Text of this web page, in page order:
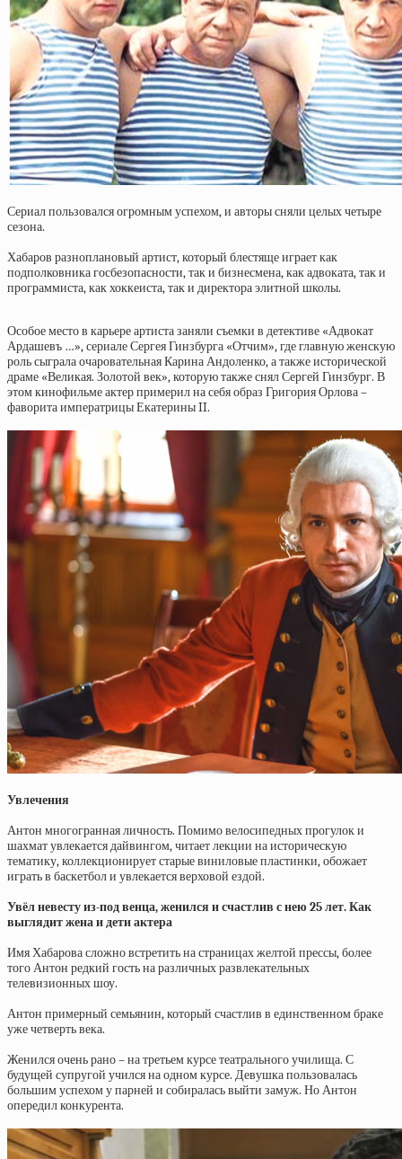
Сериал пользовался огромным успехом, и авторы сняли целых четыре
сезона.
Хабаров разноплановый артист, который блестяще играет как
подполковника госбезопасности, так и бизнесмена, как адвоката, так и
программиста, как хоккеиста, так и директора элитной школы.
Особое место в карьере артиста заняли съемки в детективе «Адвокат
Ардашевъ …», сериале Сергея Гинзбурга «Отчим», где главную женскую
роль сыграла очаровательная Карина Андоленко, а также исторической
драме «Великая. Золотой век», которую также снял Сергей Гинзбург. В
этом кинофильме актер примерил на себя образ Григория Орлова –
фаворита императрицы Екатерины II.
Увлечения
Антон многогранная личность. Помимо велосипедных прогулок и
шахмат увлекается дайвингом, читает лекции на историческую
тематику, коллекционирует старые виниловые пластинки, обожает
играть в баскетбол и увлекается верховой ездой.
Увёл невесту из-под венца, женился и счастлив с нею 25 лет. Как
выглядит жена и дети актера
Имя Хабарова сложно встретить на страницах желтой прессы, более
того Антон редкий гость на различных развлекательных
телевизионных шоу.
Антон примерный семьянин, который счастлив в единственном браке
уже четверть века.
Женился очень рано – на третьем курсе театрального училища. С
будущей супругой учился на одном курсе. Девушка пользовалась
большим успехом у парней и собиралась выйти замуж. Но Антон
опередил конкурента.